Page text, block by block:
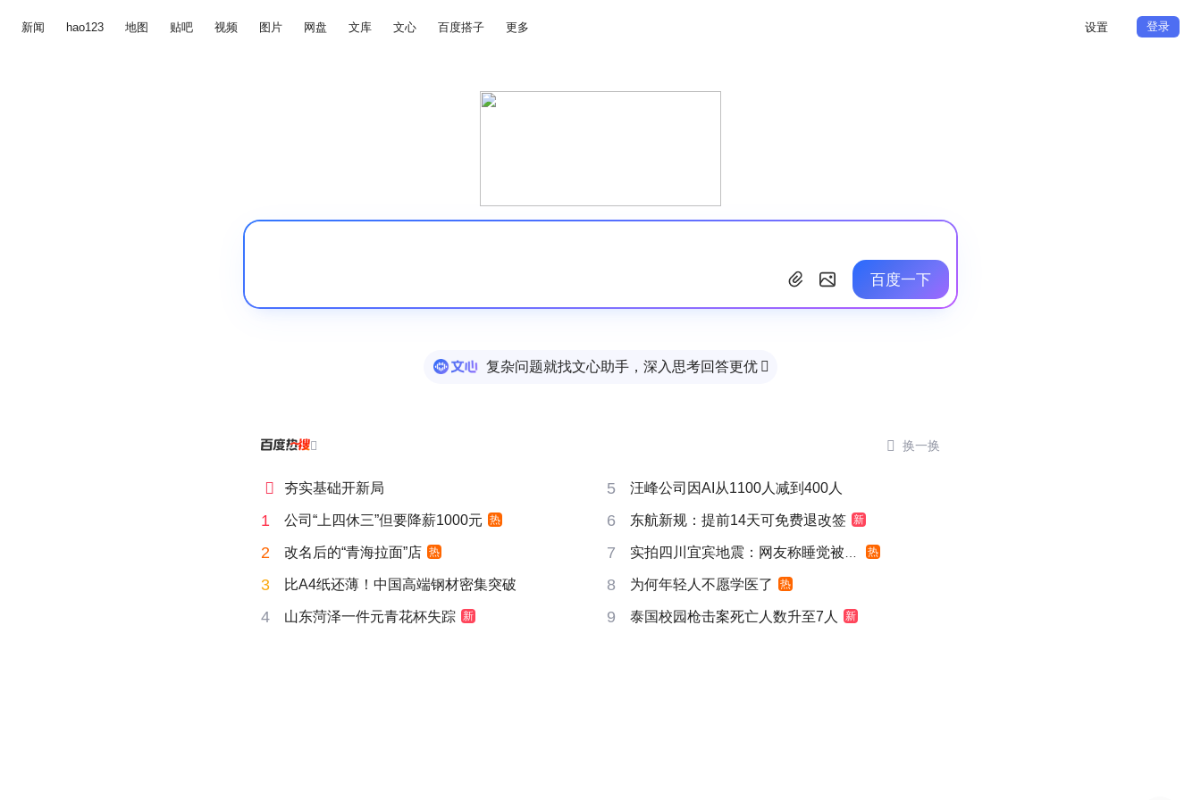
新闻 hao123 地图 贴吧 视频 图片 网盘 文库 文心 百度搭子 更多 设置 登录
百度一下
复杂问题就找文心助手，深入思考回答更优 
  换一换
 夯实基础开新局 5 汪峰公司因AI从1100人减到400人
1 公司“上四休三”但要降薪1000元 热 6 东航新规：提前14天可免费退改签 新
2 改名后的“青海拉面”店 热 7 实拍四川宜宾地震：网友称睡觉被摇醒 热
3 比A4纸还薄！中国高端钢材密集突破 8 为何年轻人不愿学医了 热
4 山东菏泽一件元青花杯失踪 新 9 泰国校园枪击案死亡人数升至7人 新